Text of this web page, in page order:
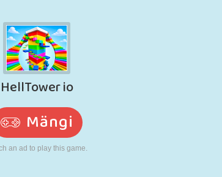
KOLETISED MOOTORRATAS
JOOKSMINE